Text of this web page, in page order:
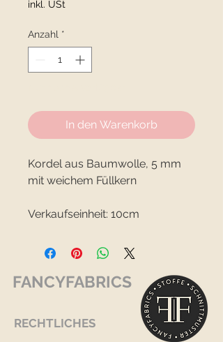
Zentimeter
inkl. USt
Anzahl *
In den Warenkorb
Kordel aus Baumwolle, 5 mm
mit weichem Füllkern
Verkaufseinheit: 10cm
FANCYFABRICS
RECHTLICHES